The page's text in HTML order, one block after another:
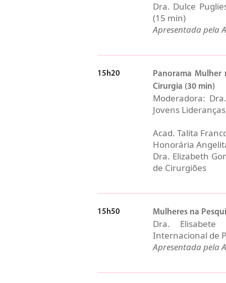
Dra. Dulce
(15 min)
Apresentada pela
15h20
Panorama
Cirurgia (30 min)
Moderadora:
Jovens
Acad. Talita
Honorária
Dra. Elizabeth
de Cirurgiões
15h50 Mulheres na
Dra. Elisabete
Internacional de
Apresentada pela